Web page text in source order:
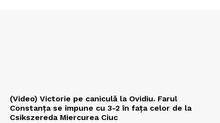
(Video) Victorie pe caniculă la Ovidiu. Farul
Constanța se impune cu 3-2 în fața celor de la
Csikszereda Miercurea Ciuc